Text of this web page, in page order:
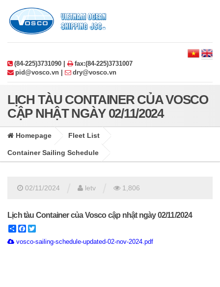
(84-225)3731090 |
fax:(84-225)3731007
pid@vosco.vn |
dry@vosco.vn
LỊCH TÀU CONTAINER CỦA VOSCO
CẬP NHẬT NGÀY 02/11/2024
Homepage Fleet List
Container Sailing Schedule
02/11/2024 letv 1,806
Lịch tàu Container của Vosco cập nhật ngày 02/11/2024
ShareFacebook
vosco-sailing-schedule-updated-02-nov-2024.pdf